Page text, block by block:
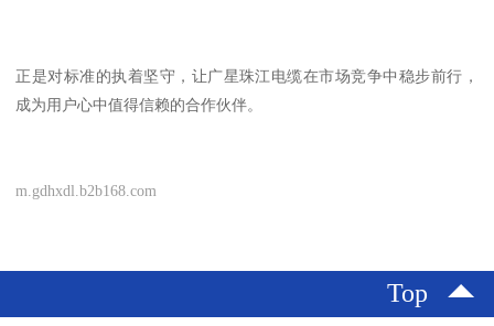
正是对标准的执着坚守，让广星珠江电缆在市场竞争中稳步前行，
成为用户心中值得信赖的合作伙伴。
m.gdhxdl.b2b168.com
Top